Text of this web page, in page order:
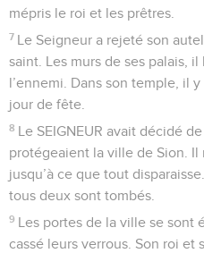
mépris le roi et les prêtres.
7 Le Seigneur a rejeté son
saint. Les murs de ses palais,
l’ennemi. Dans son temple, il
jour de fête.
8 Le SEIGNEUR avait décidé
protégeaient la ville de Sion. Il
jusqu’à ce que tout
tous deux sont tombés.
9 Les portes de la ville se sont
cassé leurs verrous. Son roi et